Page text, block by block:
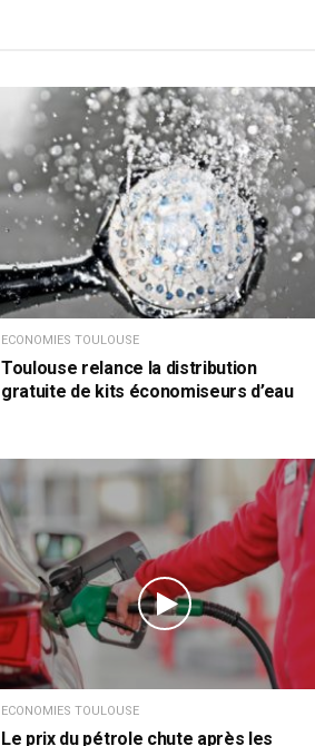
ECONOMIES TOULOUSE
Toulouse relance la distribution
gratuite de kits économiseurs d’eau
ECONOMIES TOULOUSE
Le prix du pétrole chute après les